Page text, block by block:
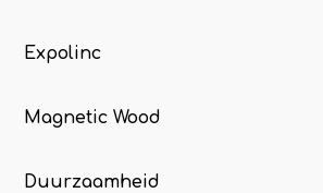
Expolinc
Magnetic Wood
Duurzaamheid